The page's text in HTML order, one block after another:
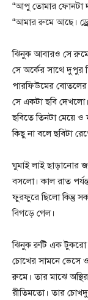
“আপু তোমার ফোনটা
“আমার রুমে আছে।
ঝিনুক আবারও সে
সে অর্কের সাথে দুপুর
পারফিউমের বোতলের
সে একটা ছবি
ছবিতে তিনটা মেয়ে
কিছু না বলে ছবিটা
ঘুমাই লাই ছাড়ানোর
বসলো। কাল রাত
ফুরফুরে ছিলো কিন্তু
বিগড়ে গেল।
ঝিনুক রুটি এক টুকরো
চোখের সামনে ভেসে
রুমে। তার মাঝে
রীতিমতো। তার